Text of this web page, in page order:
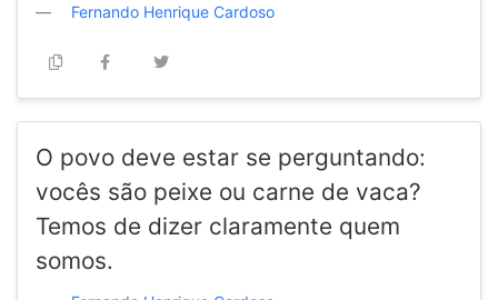
Fernando Henrique Cardoso
O povo deve estar se perguntando:
vocês são peixe ou carne de vaca?
Temos de dizer claramente quem
somos.